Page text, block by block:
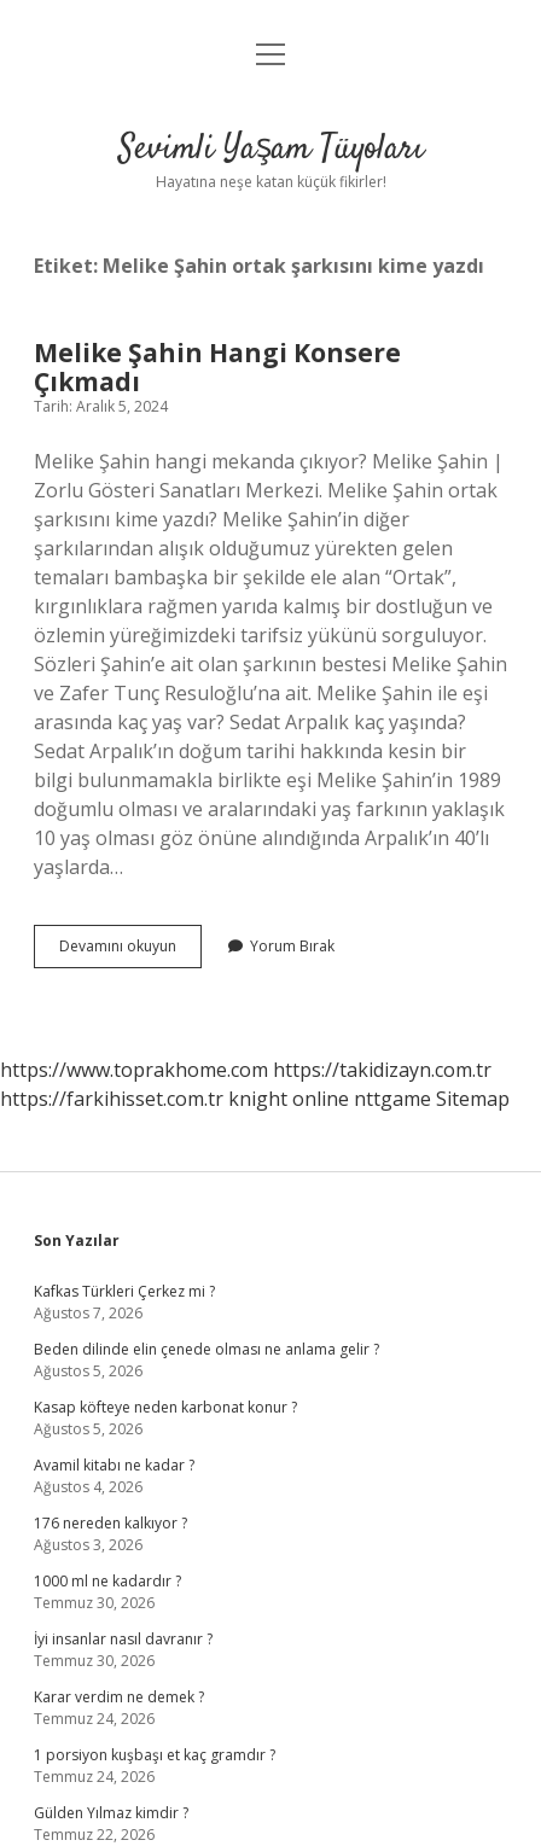
Anasayfa
Yasal Uyarı
menüyü
Sevimli Yaşam Tüyoları
Hayatına neşe katan küçük fikirler!
Etiket: Melike Şahin ortak şarkısını kime yazdı
Melike Şahin Hangi Konsere
Çıkmadı
Tarih: Aralık 5, 2024
Melike Şahin hangi mekanda çıkıyor? Melike Şahin |
Zorlu Gösteri Sanatları Merkezi. Melike Şahin ortak
şarkısını kime yazdı? Melike Şahin’in diğer
şarkılarından alışık olduğumuz yürekten gelen
temaları bambaşka bir şekilde ele alan “Ortak”,
kırgınlıklara rağmen yarıda kalmış bir dostluğun ve
özlemin yüreğimizdeki tarifsiz yükünü sorguluyor.
Sözleri Şahin’e ait olan şarkının bestesi Melike Şahin
ve Zafer Tunç Resuloğlu’na ait. Melike Şahin ile eşi
arasında kaç yaş var? Sedat Arpalık kaç yaşında?
Sedat Arpalık’ın doğum tarihi hakkında kesin bir
bilgi bulunmamakla birlikte eşi Melike Şahin’in 1989
doğumlu olması ve aralarındaki yaş farkının yaklaşık
10 yaş olması göz önüne alındığında Arpalık’ın 40’lı
yaşlarda…
Devamını okuyun
Şahin
Yorum Bırak
https://www.toprakhome.com https://takidizayn.com.tr
https://farkihisset.com.tr knight online nttgame Sitemap
Sidebar
Son Yazılar
Kafkas Türkleri Çerkez mi ?
Ağustos 7, 2026
Beden dilinde elin çenede olması ne anlama gelir ?
Ağustos 5, 2026
Kasap köfteye neden karbonat konur ?
Ağustos 5, 2026
Avamil kitabı ne kadar ?
Ağustos 4, 2026
176 nereden kalkıyor ?
Ağustos 3, 2026
1000 ml ne kadardır ?
Temmuz 30, 2026
İyi insanlar nasıl davranır ?
Temmuz 30, 2026
Karar verdim ne demek ?
Temmuz 24, 2026
1 porsiyon kuşbaşı et kaç gramdır ?
Temmuz 24, 2026
Gülden Yılmaz kimdir ?
Temmuz 22, 2026